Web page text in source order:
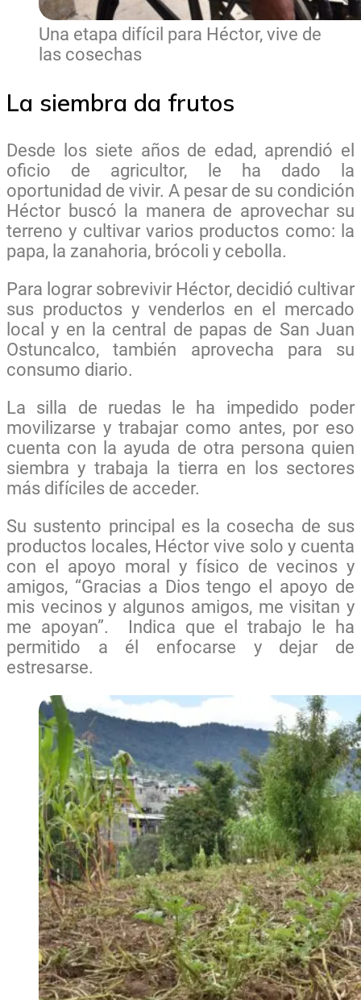
Una etapa difícil para Héctor, vive de
las cosechas
La siembra da frutos
Desde los siete años de edad, aprendió el
oficio de agricultor, le ha dado la
oportunidad de vivir. A pesar de su condición
Héctor buscó la manera de aprovechar su
terreno y cultivar varios productos como: la
papa, la zanahoria, brócoli y cebolla.
Para lograr sobrevivir Héctor, decidió cultivar
sus productos y venderlos en el mercado
local y en la central de papas de San Juan
Ostuncalco, también aprovecha para su
consumo diario.
La silla de ruedas le ha impedido poder
movilizarse y trabajar como antes, por eso
cuenta con la ayuda de otra persona quien
siembra y trabaja la tierra en los sectores
más difíciles de acceder.
Su sustento principal es la cosecha de sus
productos locales, Héctor vive solo y cuenta
con el apoyo moral y físico de vecinos y
amigos, “Gracias a Dios tengo el apoyo de
mis vecinos y algunos amigos, me visitan y
me apoyan”. Indica que el trabajo le ha
permitido a él enfocarse y dejar de
estresarse.